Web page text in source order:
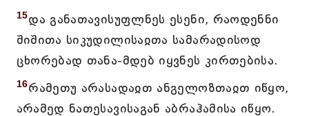
15და განათავისუფლნეს ესენი, რაოდენნი
შიშითა სიკუდილისაჲთა სამარადისოდ
ცხორებად თანა-მდებ იყვნეს კირთებისა.
16რამეთუ არასადაჲთ ანგელოზთაჲთ იწყო,
არამედ ნათესავისაგან აბრაჰამისა იწყო.